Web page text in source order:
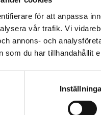
för att anpassa
vår trafik. Vi
annons- och
som du har tillhandahållit